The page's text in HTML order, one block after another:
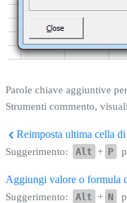
Parole chiave aggiuntive
Strumenti commento,
Reimposta ultima cella
Suggerimento: Alt + P
Aggiungi valore o formula
Suggerimento: Alt + N